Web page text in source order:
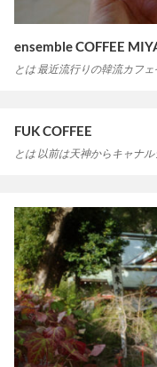
ensemble COFFEE
とは 最近流行りの韓流カフ
FUK COFFEE
とは 以前は天神からキャナ